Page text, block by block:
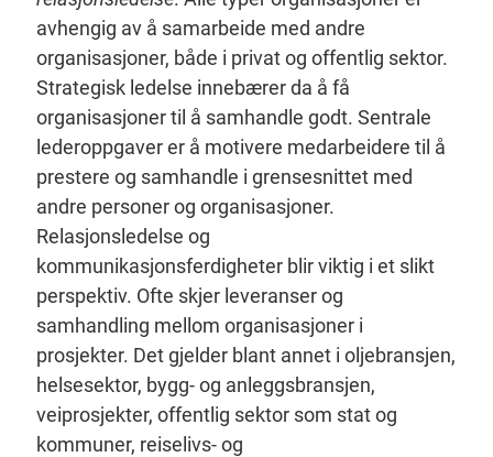
avhengig av å samarbeide med andre
organisasjoner, både i privat og offentlig sektor.
Strategisk ledelse innebærer da å få
organisasjoner til å samhandle godt. Sentrale
lederoppgaver er å motivere medarbeidere til å
prestere og samhandle i grensesnittet med
andre personer og organisasjoner.
Relasjonsledelse og
kommunikasjonsferdigheter blir viktig i et slikt
perspektiv. Ofte skjer leveranser og
samhandling mellom organisasjoner i
prosjekter. Det gjelder blant annet i oljebransjen,
helsesektor, bygg- og anleggsbransjen,
veiprosjekter, offentlig sektor som stat og
kommuner, reiselivs- og